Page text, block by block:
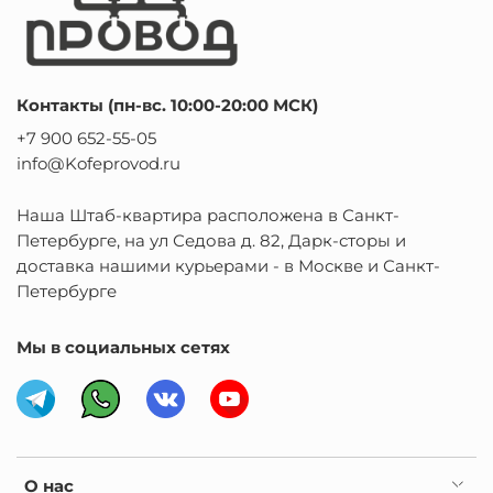
О нас
Контакты (пн-вс. 10:00-20:00 МСК)
+7 900 652-55-05
info@Kofeprovod.ru
Наша Штаб-квартира расположена в Санкт-
Петербурге, на ул Седова д. 82, Дарк-сторы и
доставка нашими курьерами - в Москве и Санкт-
Петербурге
Мы в социальных сетях